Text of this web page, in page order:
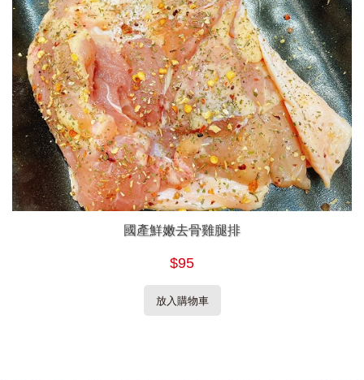
國產鮮嫩去骨雞腿排
$95
放入購物車